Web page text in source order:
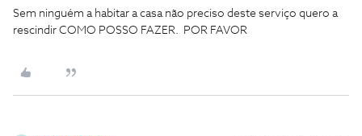
Sem ninguém a habitar a casa não preciso deste serviço quero a
rescindir COMO POSSO FAZER. POR FAVOR